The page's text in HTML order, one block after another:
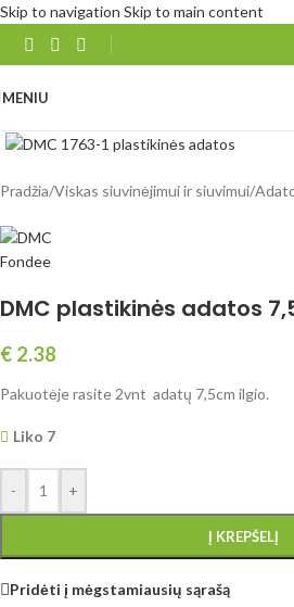
Skip to navigation Skip to main content
MENIU
Pradžia/Viskas siuvinėjimui ir siuvimui/
DMC plastikinės adatos
€ 2.38
Pakuotėje rasite 2vnt adatų 7,5cm ilgio.
Liko 7
- +
Į KREPŠELĮ
Pridėti į mėgstamiausių sąrašą